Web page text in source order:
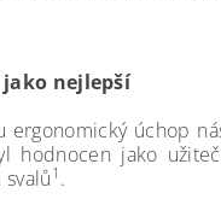
nejlepší
ergonomický úchop
hodnocen jako
1 .